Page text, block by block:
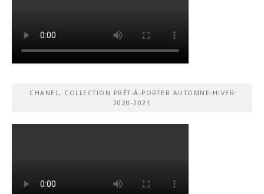
CHANEL, COLLECTION PRÊT-À-PORTER AUTOMNE-HIVER
2020-2021